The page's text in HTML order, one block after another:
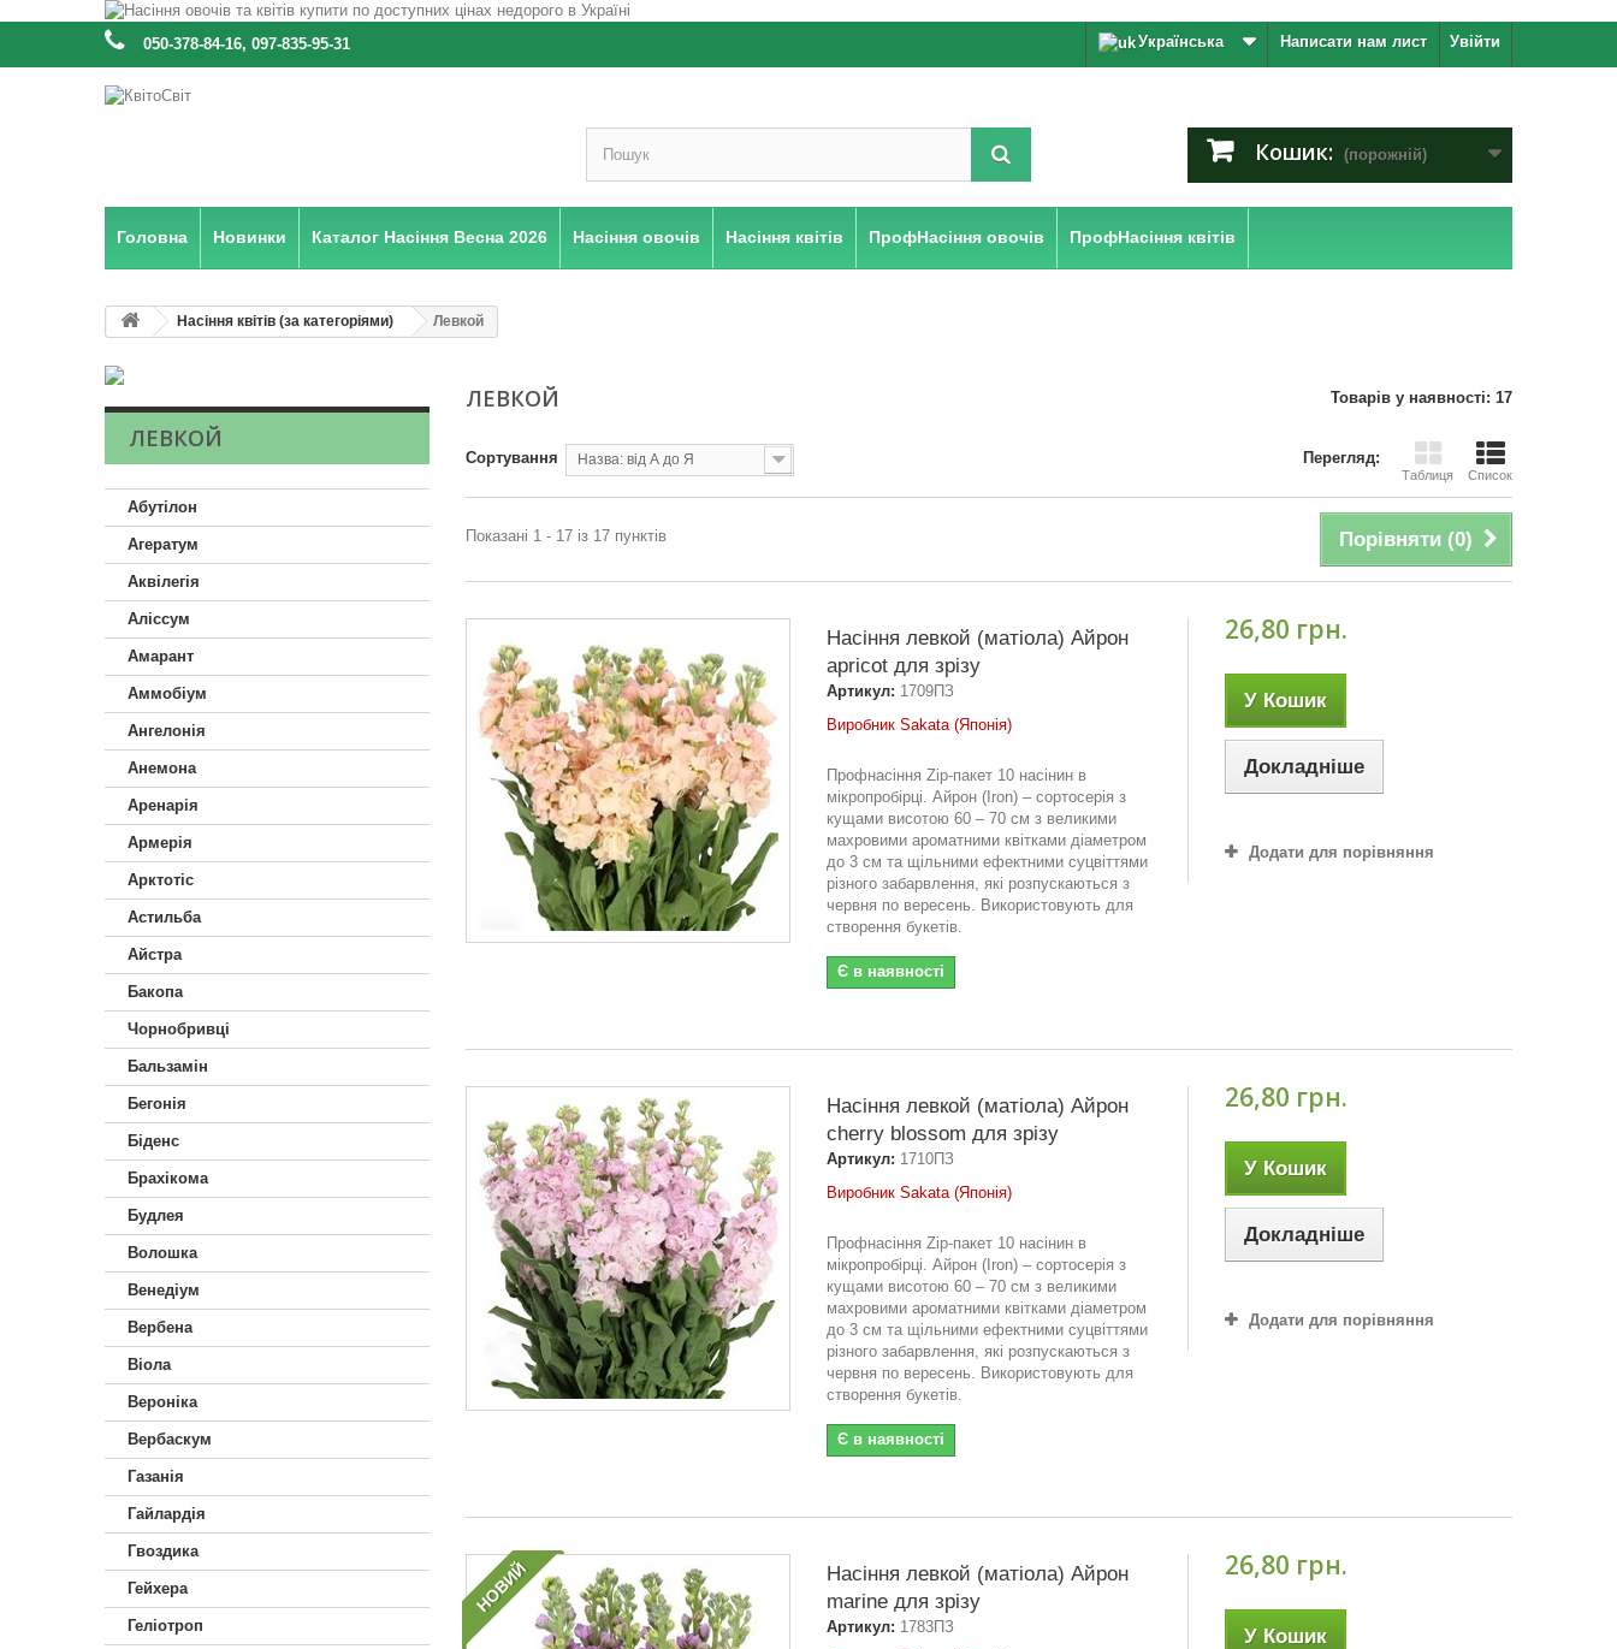
Увійти
Написати нам лист
: 050-378-84-16, 097-835-95-31 Українська
Кошик: (порожній)
Головна Новинки Каталог Насіння Весна 2026 Насіння овочів Насіння квітів ПрофНасіння овочів ПрофНасіння квітів
Насіння квітів (за категоріями) Левкой
ЛЕВКОЙ
Абутілон
Агератум
Аквілегія
Аліссум
Амарант
Аммобіум
Ангелонія
Анемона
Аренарія
Армерія
Арктотiс
Астильба
Айстра
Бакопа
Чорнобривці
Бальзамін
Бегонія
Біденс
Брахікома
Будлея
Волошка
Венедіум
Вербена
Віола
Вероніка
Вербаскум
Газанія
Гайлардія
Гвоздика
Гейхера
Геліотроп
ЛЕВКОЙ Товарів у наявності: 17
Перегляд:
Таблиця Список
Сортування Назва: від А до Я
Порівняти (0)
Показані 1 - 17 із 17 пунктів
Насіння левкой (матіола) Айрон
apricot для зрізу
Артикул: 1709ПЗ
Виробник Sakata (Японія)
Профнасіння Zip-пакет 10 насінин в
мікропробірці. Айрон (Iron) – сортосерія з
кущами висотою 60 – 70 см з великими
махровими ароматними квітками діаметром
до 3 см та щільними ефектними суцвіттями
різного забарвлення, які розпускаються з
червня по вересень. Використовують для
створення букетів.
Є в наявності
26,80 грн.
У Кошик
Докладніше
Додати для порівняння
Насіння левкой (матіола) Айрон
cherry blossom для зрізу
Артикул: 1710ПЗ
Виробник Sakata (Японія)
Профнасіння Zip-пакет 10 насінин в
мікропробірці. Айрон (Iron) – сортосерія з
кущами висотою 60 – 70 см з великими
махровими ароматними квітками діаметром
до 3 см та щільними ефектними суцвіттями
різного забарвлення, які розпускаються з
червня по вересень. Використовують для
створення букетів.
Є в наявності
26,80 грн.
У Кошик
Докладніше
Додати для порівняння
НОВИЙ
Насіння левкой (матіола) Айрон
marine для зрізу
Артикул: 1783ПЗ
26,80 грн.
У Кошик